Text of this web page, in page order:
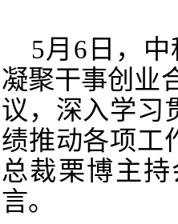
5月 6 日，
凝聚干事创业
议，深入学习
绩推动各项工
总裁栗博主
言。